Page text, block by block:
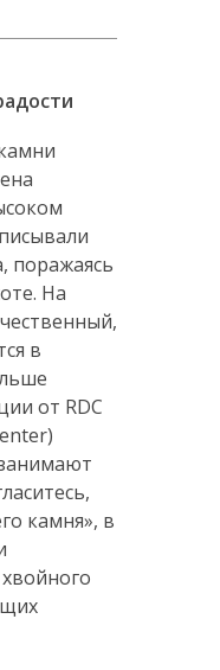
поражаясь
На
в
от RDC
камня», в